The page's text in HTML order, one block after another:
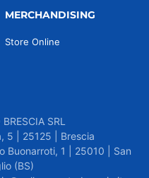
MERCHANDISING
Store Online
SRL
5 | 25125 | Brescia
Buonarroti, 1 | 25010 | San
(BS)